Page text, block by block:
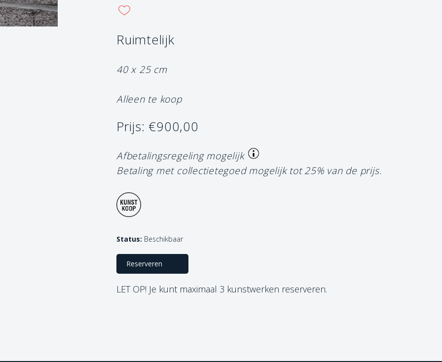
Ruimtelijk
40 x 25 cm
Alleen te koop
Prijs: €900,00
Afbetalingsregeling mogelijk
Betaling met collectietegoed mogelijk tot 25% van de prijs.
Status: Beschikbaar
Reserveren
LET OP! Je kunt maximaal 3 kunstwerken reserveren.